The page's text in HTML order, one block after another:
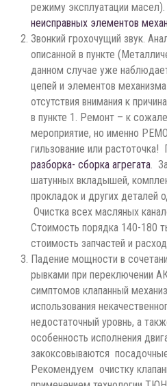
режиму эксплуатации
неисправных элементов
Звонкий грохочущий звук.
описанной в пункте
данном случае уже
цепей и элементов
отсутствия внимания к
в пункте 1. Ремонт – к
мероприятие, но именно
гильзование или растоточка!
разборка- сборка агрегата.
шатунных вкладышей,
прокладок и других деталей
Очистка всех масляных
Стоимость порядка 140-180
стоимость запчастей и
Падение мощности в
рывками при переключении
симптомов клапанный
использования
недостаточный уровнь, а
особенность исполнения
закоксовываются
Рекомендуем очистку